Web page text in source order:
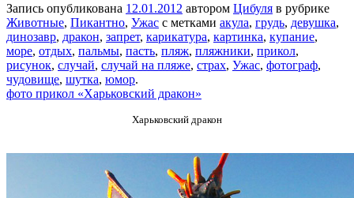
Запись опубликована 12.01.2012 автором Цибуля в рубрике
Животные, Пикантно, Ужас с метками акула, грудь, девушка,
динозавр, дракон, запрет, карикатура, картинка, купание,
море, отдых, пальмы, пасть, пляж, пляжники, прикол,
рисунок, случай, случай на пляже, страх, Ужас, фотограф,
чудовище, шутка, юмор.
фото прикол «Харьковский дракон»
Харьковский дракон